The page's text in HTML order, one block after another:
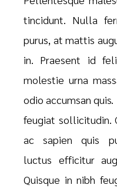
tincidunt. Nulla
purus, at mattis
in. Praesent id
molestie urna
odio accumsan
feugiat sollicitudin.
ac sapien quis
luctus efficitur
Quisque in nibh